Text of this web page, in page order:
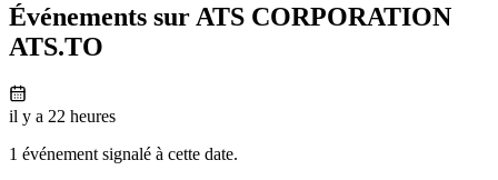
Événements sur ATS CORPORATION
ATS.TO
il y a 22 heures
1 événement signalé à cette date.